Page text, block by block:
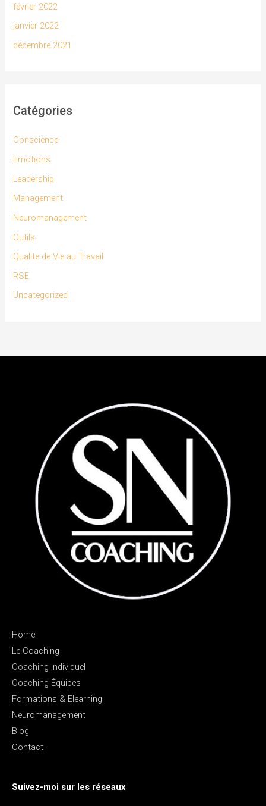
février 2022
janvier 2022
décembre 2021
Catégories
Conscience
Emotions
Leadership
Management
Neuromanagement
Outils
Qualite de Vie au Travail
RSE
Uncategorized
Home
Le Coaching
Coaching Individuel
Coaching Équipes
Formations & Elearning
Neuromanagement
Blog
Contact
Suivez-moi sur les réseaux